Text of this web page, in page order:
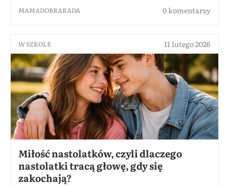
MAMADOBRARADA 0 komentarzy
W SZKOLE 11 lutego 2026
Miłość nastolatków, czyli dlaczego
nastolatki tracą głowę, gdy się
zakochają?